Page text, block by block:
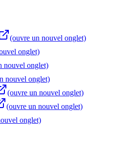
(ouvre un nouvel onglet)
onglet)
nouvel onglet)
nouvel onglet)
(ouvre un nouvel onglet)
(ouvre un nouvel onglet)
onglet)